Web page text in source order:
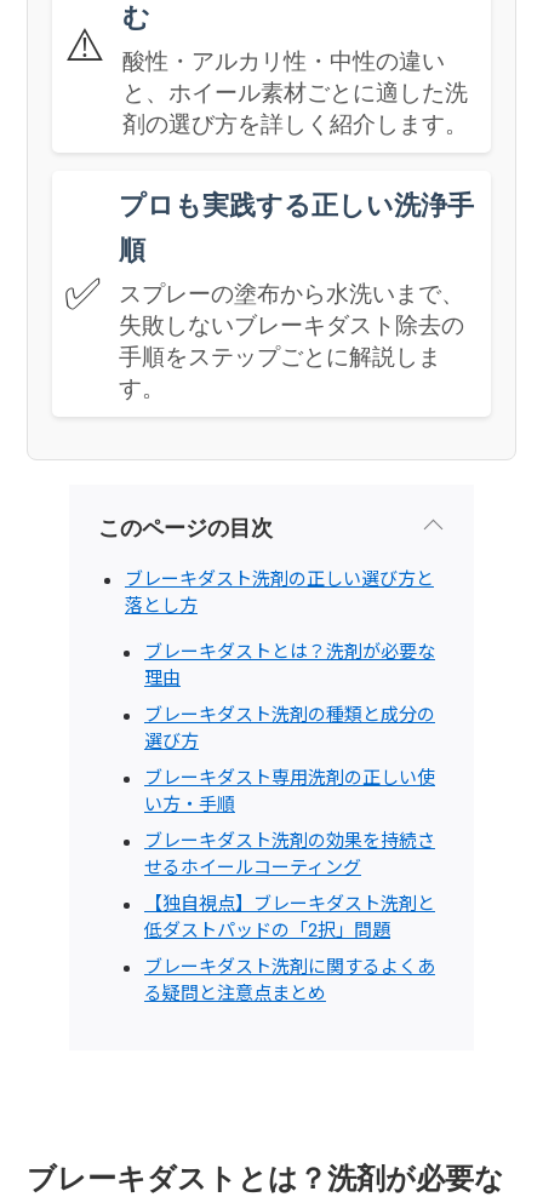
⚠️
む
酸性・アルカリ性・中性の違い
と、ホイール素材ごとに適した洗
剤の選び方を詳しく紹介します。
✅
プロも実践する正しい洗浄手
順
スプレーの塗布から水洗いまで、
失敗しないブレーキダスト除去の
手順をステップごとに解説しま
す。
このページの目次
ブレーキダスト洗剤の正しい選び方と
落とし方
ブレーキダストとは？洗剤が必要な
理由
ブレーキダスト洗剤の種類と成分の
選び方
ブレーキダスト専用洗剤の正しい使
い方・手順
ブレーキダスト洗剤の効果を持続さ
せるホイールコーティング
【独自視点】ブレーキダスト洗剤と
低ダストパッドの「2択」問題
ブレーキダスト洗剤に関するよくあ
る疑問と注意点まとめ
ブレーキダストとは？洗剤が必要な